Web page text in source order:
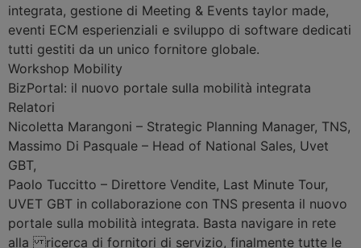
integrata, gestione di Meeting & Events taylor made,
eventi ECM esperienziali e sviluppo di software dedicati
tutti gestiti da un unico fornitore globale.
Workshop Mobility
BizPortal: il nuovo portale sulla mobilità integrata
Relatori
Nicoletta Marangoni – Strategic Planning Manager, TNS,
Massimo Di Pasquale – Head of National Sales, Uvet
GBT,
Paolo Tuccitto – Direttore Vendite, Last Minute Tour,
UVET GBT in collaborazione con TNS presenta il nuovo
portale sulla mobilità integrata. Basta navigare in rete
alla ricerca di fornitori di servizio, finalmente tutte le